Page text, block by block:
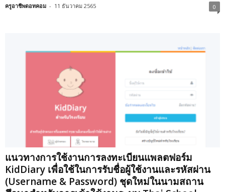
ครูอาชีพดอทคอม - 11 ธันวาคม 2565 0
แนวทางการใช้งานการลงทะเบียนแพลตฟอร์ม
KidDiary เพื่อใช้ในการรับชื่อผู้ใช้งานและรหัสผ่าน
(Username & Password) ชุดใหม่ในนามสถาน